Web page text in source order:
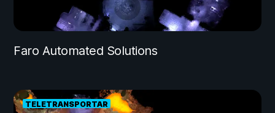
Faro Automated Solutions
TELETRANSPORTAR